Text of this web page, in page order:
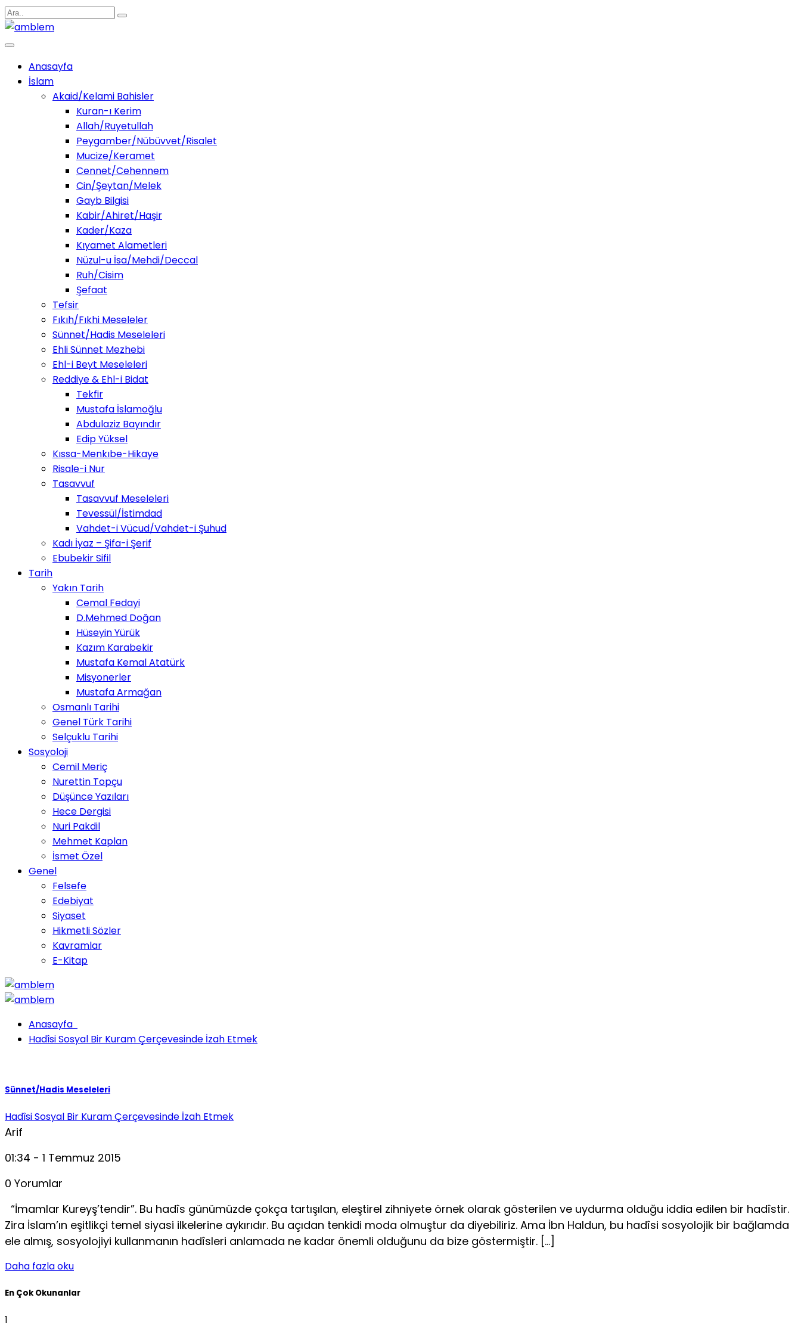
Anasayfa
İslam
Akaid/Kelami Bahisler
Kuran-ı Kerim
Allah/Ruyetullah
Peygamber/Nübüvvet/Risalet
Mucize/Keramet
Cennet/Cehennem
Cin/Şeytan/Melek
Gayb Bilgisi
Kabir/Ahiret/Haşir
Kader/Kaza
Kıyamet Alametleri
Nüzul-u İsa/Mehdi/Deccal
Ruh/Cisim
Şefaat
Tefsir
Fıkıh/Fıkhi Meseleler
Sünnet/Hadis Meseleleri
Ehli Sünnet Mezhebi
Ehl-i Beyt Meseleleri
Reddiye & Ehl-i Bidat
Tekfir
Mustafa İslamoğlu
Abdulaziz Bayındır
Edip Yüksel
Kıssa-Menkıbe-Hikaye
Risale-i Nur
Tasavvuf
Tasavvuf Meseleleri
Tevessül/İstimdad
Vahdet-i Vücud/Vahdet-i Şuhud
Kadı İyaz – Şifa-i Şerif
Ebubekir Sifil
Tarih
Yakın Tarih
Cemal Fedayi
D.Mehmed Doğan
Hüseyin Yürük
Kazım Karabekir
Mustafa Kemal Atatürk
Misyonerler
Mustafa Armağan
Osmanlı Tarihi
Genel Türk Tarihi
Selçuklu Tarihi
Sosyoloji
Cemil Meriç
Nurettin Topçu
Düşünce Yazıları
Hece Dergisi
Nuri Pakdil
Mehmet Kaplan
İsmet Özel
Genel
Felsefe
Edebiyat
Siyaset
Hikmetli Sözler
Kavramlar
E-Kitap
Anasayfa
Hadîsi Sosyal Bir Kuram Çerçevesinde İzah Etmek
Sünnet/Hadis Meseleleri
Hadîsi Sosyal Bir Kuram Çerçevesinde İzah Etmek
Arif
01:34 - 1 Temmuz 2015
0 Yorumlar
“İmamlar Kureyş’tendir”. Bu hadîs günümüzde çokça tartışılan, eleştirel zihniyete örnek olarak gösterilen ve uydurma olduğu iddia edilen bir hadîstir.
Zira İslam’ın eşitlikçi temel siyasi ilkelerine aykırıdır. Bu açıdan tenkidi moda olmuştur da diyebiliriz. Ama İbn Haldun, bu hadîsi sosyolojik bir bağlamda
ele almış, sosyolo­jiyi kullanmanın hadîsleri anlamada ne kadar önemli oldu­ğunu da bize göstermiştir. […]
Daha fazla oku
En Çok Okunanlar
1